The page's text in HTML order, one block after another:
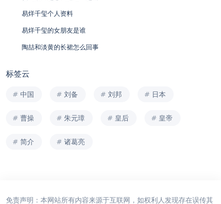
易烊千玺个人资料
易烊千玺的女朋友是谁
陶喆和淡黄的长裙怎么回事
标签云
中国 刘备 刘邦 日本
曹操 朱元璋 皇后 皇帝
简介 诸葛亮
免责声明：本网站所有内容来源于互联网，如权利人发现存在误传其